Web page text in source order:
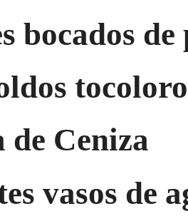
bocados
de Ceniza
vasos de